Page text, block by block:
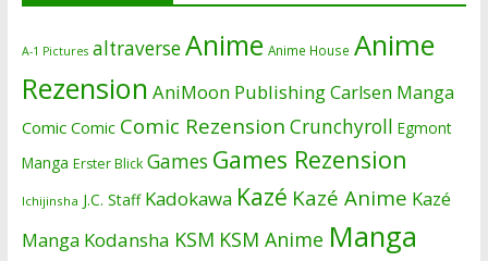
A-1 Pictures altraverseAnime Anime House Anime
Rezension AniMoon PublishingCarlsen Manga
Comic Comic Comic Rezension Crunchyroll Egmont
Manga Erster Blick Games Games Rezension
Ichijinsha J.C. Staff Kadokawa Kazé Kazé Anime Kazé
Manga Kodansha KSM KSM Anime Manga